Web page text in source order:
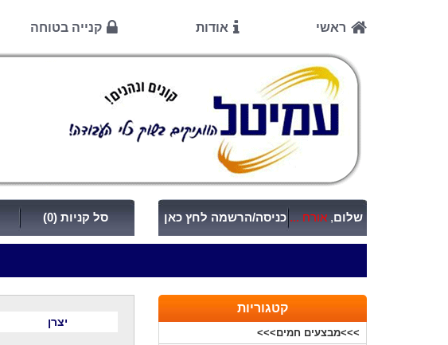
ראשי אודות קנייה בטוחה
סל קניות (0) שלום, אורח ... כניסה/הרשמה לחץ כאן
יצרן
קטגוריות
>>>מבצעים חמים>>>